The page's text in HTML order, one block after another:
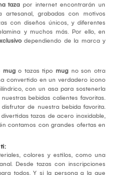
taza por internet encontrarán un
grabadas con motivos
con diseños únicos, y diferentes
y muchos más. Por ello, en
dependiendo de la marca y
mug o tazas tipo mug no son otra
convertido en un verdadero icono
con un asa para sostenerla
bebidas calientes favoritas.
de nuestra bebida favorita.
tazas de acero inoxidable,
contamos con grandes ofertas en
ti:
colores y estilos, como una
Desde tazas con inscripciones
todos. Y si la persona a la que